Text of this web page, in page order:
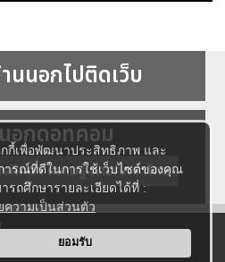
กกี้เพื่อพัฒนาประสิทธิภาพ และ
ารณ์ที่ดีในการใช้เว็บไซต์ของคุณ
รถศึกษารายละเอียดได้ที่ :
ความเป็นส่วนตัว
ยอมรับ
นนอกไปติดเว็บ
อกดอทคอม
รศึกษา ความรู้ การศึกษาไทย